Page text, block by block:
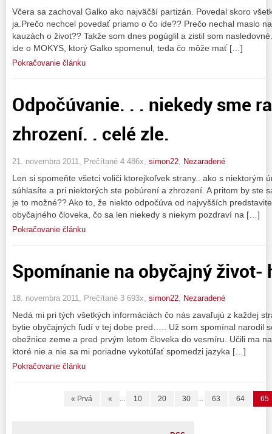
Včera sa zachoval Galko ako najväčší partizán. Povedal skoro
ja.Prečo nechcel povedať priamo o čo ide?? Prečo nechal maslo
kauzách o život?? Takže som dnes pogúglil a zistil som
ide o MOKYS, ktorý Galko spomenul, teda čo môže mať […]
Pokračovanie článku
Odpočúvanie. . . niekedy sme
zhrození. . celé zle.
21. novembra 2011, Prečítané 4 486x, simon22 Nezaradené
Len si spomeňte všetci voliči ktorejkoľvek strany.. ako s niektorým
súhlasíte a pri niektorých ste pobúrení a zhrození. A pritom by ste
je to možné?? Ako to, že niekto odpočúva od najvyšších
obyčajného človeka, čo sa len niekedy s niekym pozdraví na […]
Pokračovanie článku
Spomínanie na obyčajný život-
18. novembra 2011, Prečítané 3 693x, simon22, Nezaradené
Nedá mi pri tých všetkých informáciách čo nás zavaľujú z každej
bytie obyčajných ľudí v tej dobe pred….. Už som spomínal narodil
obežnice zeme a pred prvým letom človeka do vesmíru. Učili ma
ktoré nie a nie sa mi poriadne vykotúľať spomedzi jazyka […]
Pokračovanie článku
« Prvá « ... 10 20 30 ... 63 64 65